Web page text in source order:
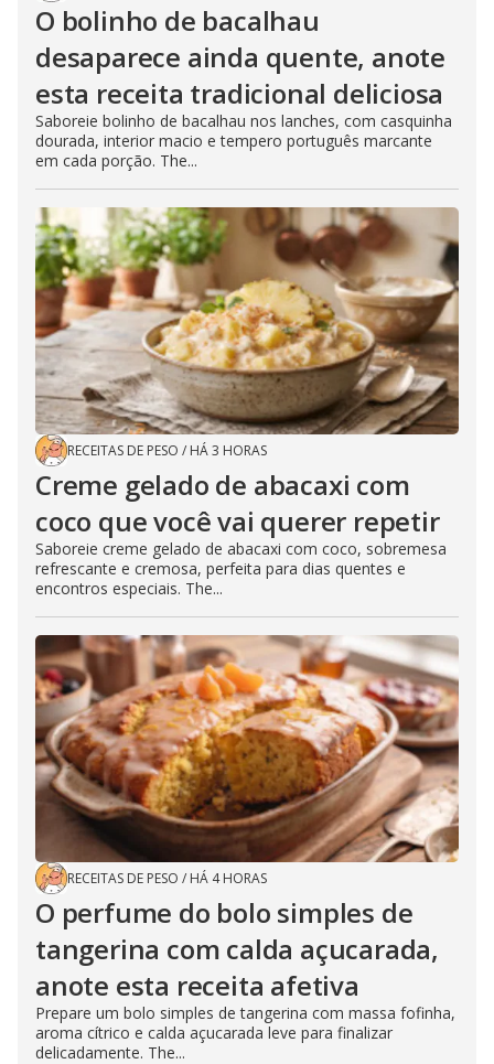
O bolinho de bacalhau
desaparece ainda quente, anote
esta receita tradicional deliciosa
Saboreie bolinho de bacalhau nos lanches, com casquinha
dourada, interior macio e tempero português marcante
em cada porção. The...
RECEITAS DE PESO / HÁ 3 HORAS
Creme gelado de abacaxi com
coco que você vai querer repetir
Saboreie creme gelado de abacaxi com coco, sobremesa
refrescante e cremosa, perfeita para dias quentes e
encontros especiais. The...
RECEITAS DE PESO / HÁ 4 HORAS
O perfume do bolo simples de
tangerina com calda açucarada,
anote esta receita afetiva
Prepare um bolo simples de tangerina com massa fofinha,
aroma cítrico e calda açucarada leve para finalizar
delicadamente. The...